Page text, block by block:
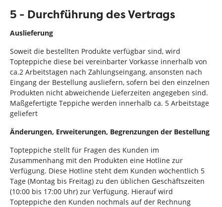
5 - Durchführung des Vertrags
Auslieferung
Soweit die bestellten Produkte verfügbar sind, wird
Topteppiche diese bei vereinbarter Vorkasse innerhalb von
ca.2 Arbeitstagen nach Zahlungseingang, ansonsten nach
Eingang der Bestellung ausliefern, sofern bei den einzelnen
Produkten nicht abweichende Lieferzeiten angegeben sind.
Maßgefertigte Teppiche werden innerhalb ca. 5 Arbeitstage
geliefert
Änderungen, Erweiterungen, Begrenzungen der Bestellung
Topteppiche stellt für Fragen des Kunden im
Zusammenhang mit den Produkten eine Hotline zur
Verfügung. Diese Hotline steht dem Kunden wöchentlich 5
Tage (Montag bis Freitag) zu den üblichen Geschäftszeiten
(10:00 bis 17:00 Uhr) zur Verfügung. Hierauf wird
Topteppiche den Kunden nochmals auf der Rechnung